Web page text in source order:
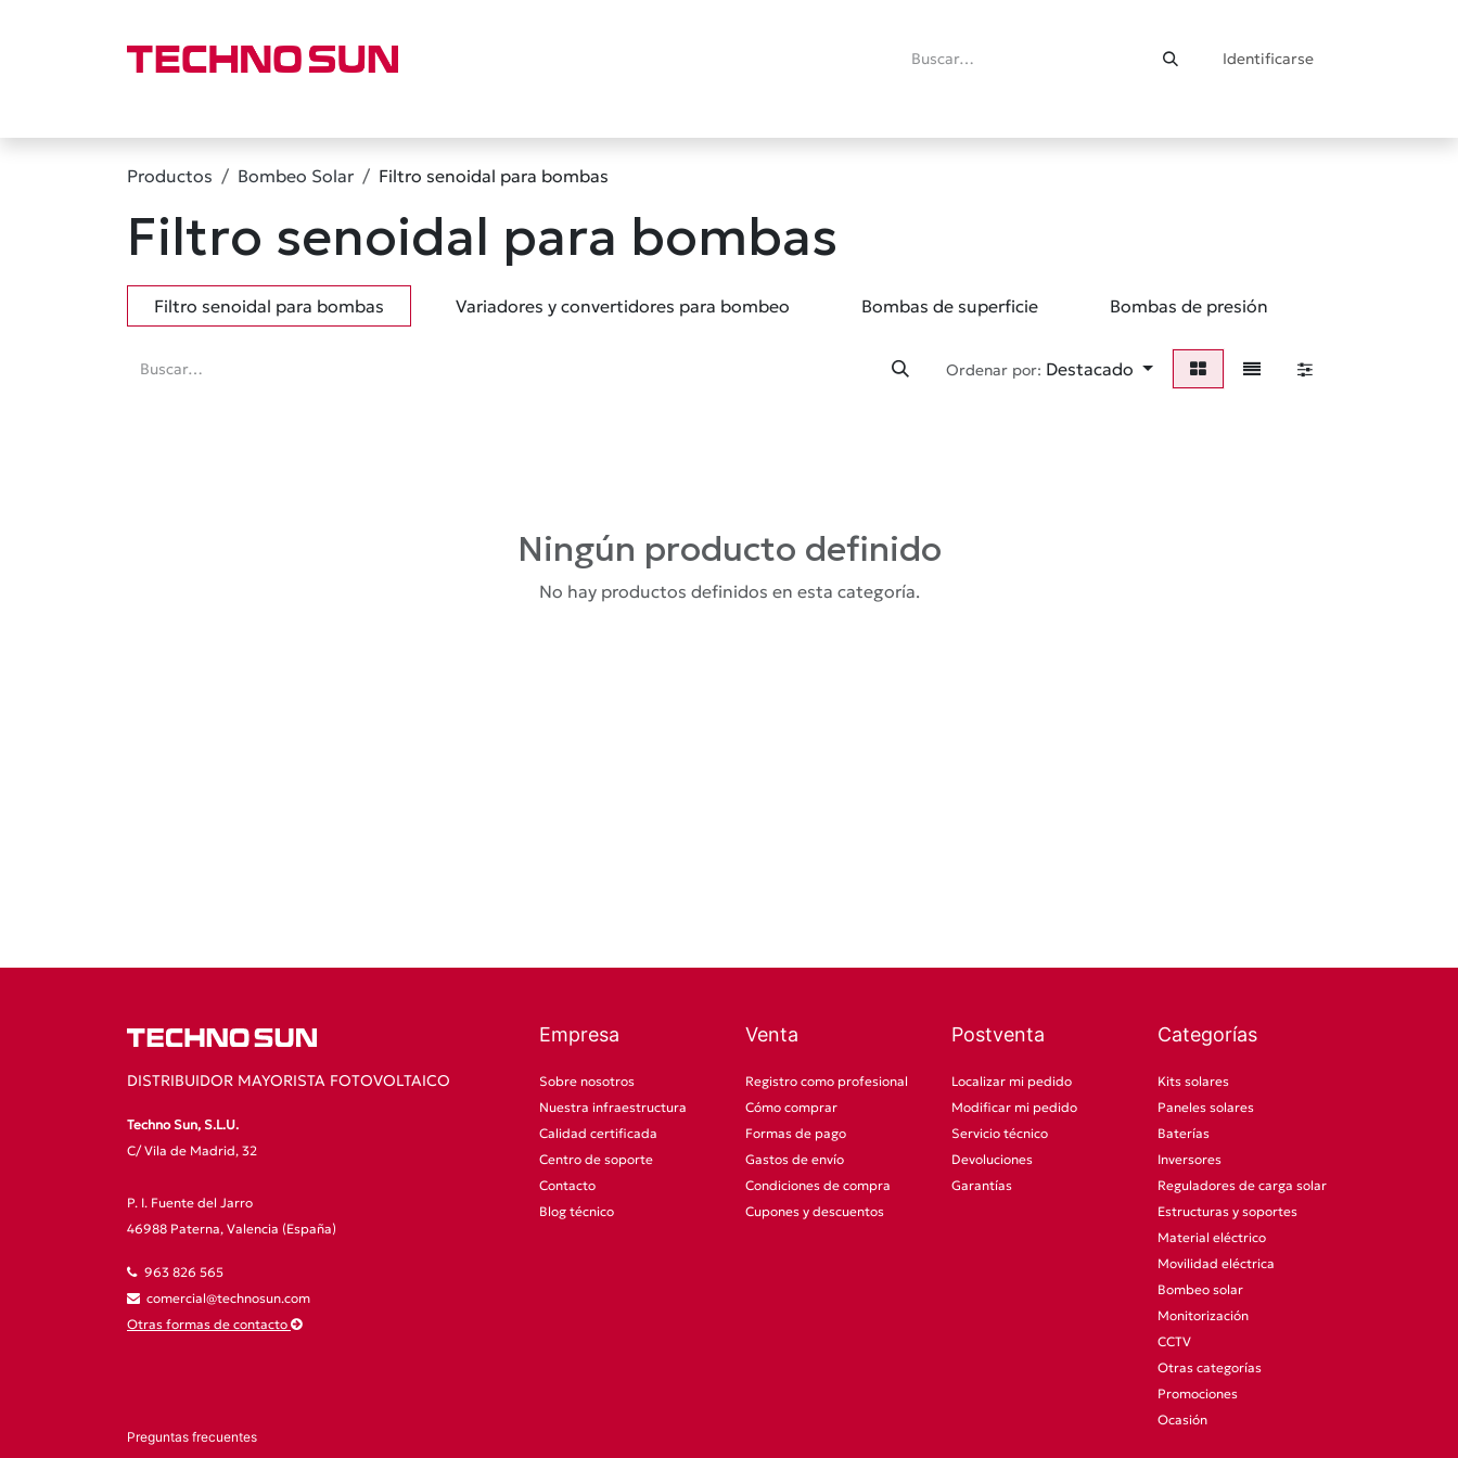
Identificarse
Productos Bombeo Solar Filtro senoidal para bombas
Filtro senoidal para bombas
Filtro senoidal para bombas Variadores y convertidores para bombeo Bombas de superficie Bombas de presión
Ordenar por: Destacado
Ningún producto definido
No hay productos definidos en esta categoría.
DISTRIBUIDOR MAYORISTA FOTOVOLTAICO
Techno Sun, S.L.U.
C/ Vila de Madrid, 32
P. I. Fuente del Jarro
46988 Paterna, Valencia (España)
963 826 565
comercial@technosun.com
Otras formas de contacto
Preguntas frecuentes
Empresa
Sobre nosotros
Nuestra infraestructura
Calidad certificada
Centro de soporte
Contacto
Blog técnico
Venta
Registro como profesional
Cómo comprar
Formas de pago
Gastos de envío
Condiciones de compra
Cupones y descuentos
Postventa
Localizar mi pedido
Modificar mi pedido
Servicio técnico
Devoluciones
Garantías
Categorías
Kits solares
Paneles solares
Baterías
Inversores
Reguladores de carga solar
Estructuras y soportes
Material eléctrico
Movilidad eléctrica
Bombeo solar
Monitorización
CCTV
Otras categorías
Promociones
Ocasión